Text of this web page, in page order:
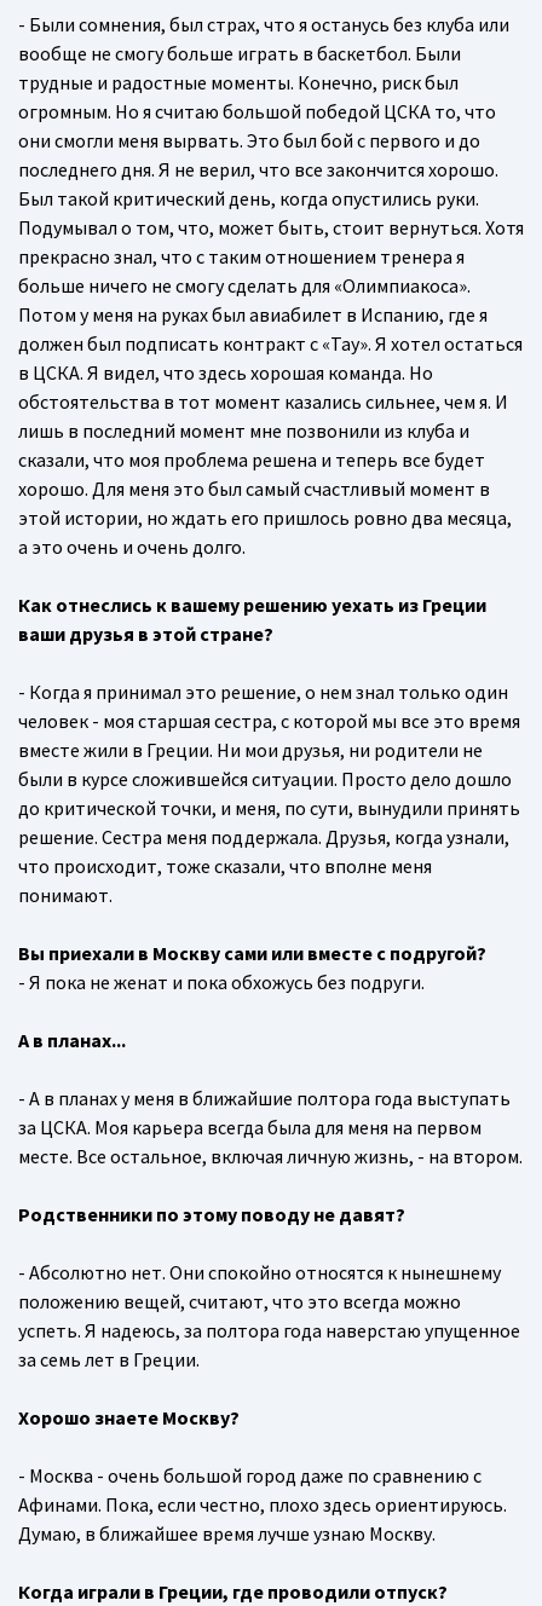
- Были сомнения, был страх, что я останусь без клуба или
вообще не смогу больше играть в баскетбол. Были
трудные и радостные моменты. Конечно, риск был
огромным. Но я считаю большой победой ЦСКА то, что
они смогли меня вырвать. Это был бой с первого и до
последнего дня. Я не верил, что все закончится хорошо.
Был такой критический день, когда опустились руки.
Подумывал о том, что, может быть, стоит вернуться. Хотя
прекрасно знал, что с таким отношением тренера я
больше ничего не смогу сделать для «Олимпиакоса».
Потом у меня на руках был авиабилет в Испанию, где я
должен был подписать контракт с «Тау». Я хотел остаться
в ЦСКА. Я видел, что здесь хорошая команда. Но
обстоятельства в тот момент казались сильнее, чем я. И
лишь в последний момент мне позвонили из клуба и
сказали, что моя проблема решена и теперь все будет
хорошо. Для меня это был самый счастливый момент в
этой истории, но ждать его пришлось ровно два месяца,
а это очень и очень долго.
Как отнеслись к вашему решению уехать из Греции
ваши друзья в этой стране?
- Когда я принимал это решение, о нем знал только один
человек - моя старшая сестра, с которой мы все это время
вместе жили в Греции. Ни мои друзья, ни родители не
были в курсе сложившейся ситуации. Просто дело дошло
до критической точки, и меня, по сути, вынудили принять
решение. Сестра меня поддержала. Друзья, когда узнали,
что происходит, тоже сказали, что вполне меня
понимают.
Вы приехали в Москву сами или вместе с подругой?
- Я пока не женат и пока обхожусь без подруги.
А в планах...
- А в планах у меня в ближайшие полтора года выступать
за ЦСКА. Моя карьера всегда была для меня на первом
месте. Все остальное, включая личную жизнь, - на втором.
Родственники по этому поводу не давят?
- Абсолютно нет. Они спокойно относятся к нынешнему
положению вещей, считают, что это всегда можно
успеть. Я надеюсь, за полтора года наверстаю упущенное
за семь лет в Греции.
Хорошо знаете Москву?
- Москва - очень большой город даже по сравнению с
Афинами. Пока, если честно, плохо здесь ориентируюсь.
Думаю, в ближайшее время лучше узнаю Москву.
Когда играли в Греции, где проводили отпуск?